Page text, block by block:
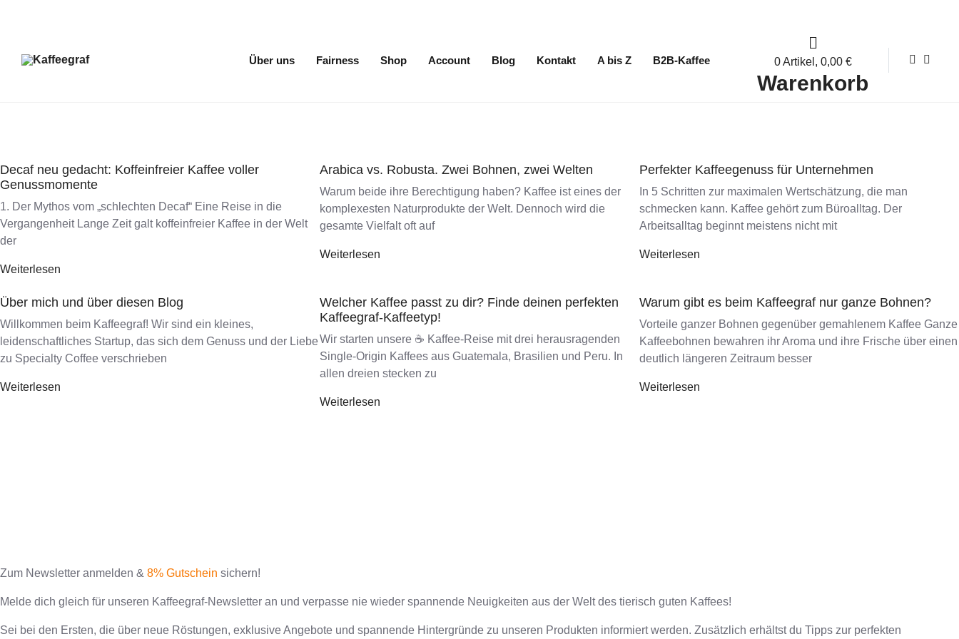
Über uns Fairness Shop Account Blog Kontakt A bis Z B2B-Kaffee 0 Artikel, 0,00 €
Warenkorb
Decaf neu gedacht: Koffeinfreier Kaffee voller
Genussmomente
1. Der Mythos vom „schlechten Decaf“ Eine Reise in die
Vergangenheit Lange Zeit galt koffeinfreier Kaffee in der Welt
der
Weiterlesen
Arabica vs. Robusta. Zwei Bohnen, zwei Welten
Warum beide ihre Berechtigung haben? Kaffee ist eines der
komplexesten Naturprodukte der Welt. Dennoch wird die
gesamte Vielfalt oft auf
Weiterlesen
Perfekter Kaffeegenuss für Unternehmen
In 5 Schritten zur maximalen Wertschätzung, die man
schmecken kann. Kaffee gehört zum Büroalltag. Der
Arbeitsalltag beginnt meistens nicht mit
Weiterlesen
Über mich und über diesen Blog
Willkommen beim Kaffeegraf! Wir sind ein kleines,
leidenschaftliches Startup, das sich dem Genuss und der Liebe
zu Specialty Coffee verschrieben
Weiterlesen
Welcher Kaffee passt zu dir? Finde deinen perfekten
Kaffeegraf-Kaffeetyp!
Wir starten unsere ☕ Kaffee-Reise mit drei herausragenden
Single-Origin Kaffees aus Guatemala, Brasilien und Peru. In
allen dreien stecken zu
Weiterlesen
Warum gibt es beim Kaffeegraf nur ganze Bohnen?
Vorteile ganzer Bohnen gegenüber gemahlenem Kaffee Ganze
Kaffeebohnen bewahren ihr Aroma und ihre Frische über einen
deutlich längeren Zeitraum besser
Weiterlesen
Zum Newsletter anmelden & 8% Gutschein sichern!
Melde dich gleich für unseren Kaffeegraf-Newsletter an und verpasse nie wieder spannende Neuigkeiten aus der Welt des tierisch guten Kaffees!
Sei bei den Ersten, die über neue Röstungen, exklusive Angebote und spannende Hintergründe zu unseren Produkten informiert werden. Zusätzlich erhältst du Tipps zur perfekten